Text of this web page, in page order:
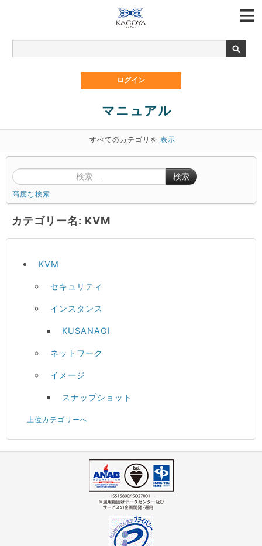
マニュアル
すべてのカテゴリを 表示
検索
高度な検索
カテゴリー名: KVM
KVM
セキュリティ
インスタンス
KUSANAGI
ネットワーク
イメージ
スナップショット
上位カテゴリーへ